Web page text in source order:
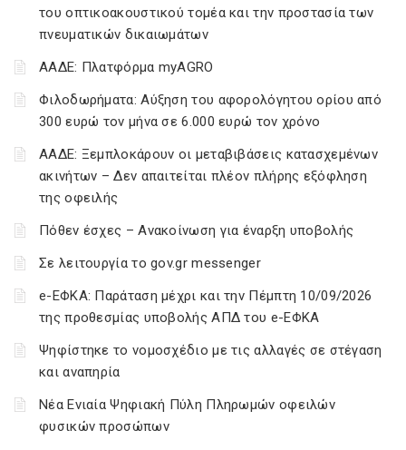
του οπτικοακουστικού τομέα και την προστασία των
πνευματικών δικαιωμάτων
ΑΑΔΕ: Πλατφόρμα myAGRO
Φιλοδωρήματα: Αύξηση του αφορολόγητου ορίου από
300 ευρώ τον μήνα σε 6.000 ευρώ τον χρόνο
ΑΑΔΕ: Ξεμπλοκάρουν οι μεταβιβάσεις κατασχεμένων
ακινήτων – Δεν απαιτείται πλέον πλήρης εξόφληση
της οφειλής
Πόθεν έσχες – Ανακοίνωση για έναρξη υποβολής
Σε λειτουργία το gov.gr messenger
e-ΕΦΚΑ: Παράταση μέχρι και την Πέμπτη 10/09/2026
της προθεσμίας υποβολής ΑΠΔ του e-ΕΦΚΑ
Ψηφίστηκε το νομοσχέδιο με τις αλλαγές σε στέγαση
και αναπηρία
Νέα Ενιαία Ψηφιακή Πύλη Πληρωμών οφειλών
φυσικών προσώπων